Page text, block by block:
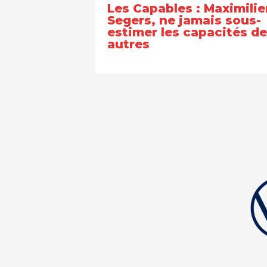
Les Capables :
Segers, ne jamais sous-
estimer les capacités
autres